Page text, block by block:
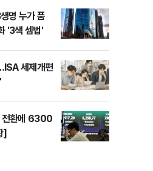
명 누가 품
'3색 셈법'
세제개편
전환에 6300
]